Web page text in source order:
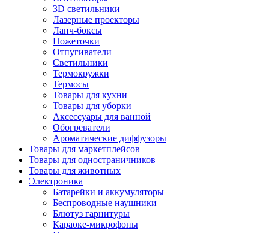
3D светильники
Лазерные проекторы
Ланч-боксы
Ножеточки
Отпугиватели
Светильники
Термокружки
Термосы
Товары для кухни
Товары для уборки
Аксессуары для ванной
Обогреватели
Ароматические диффузоры
Товары для маркетплейсов
Товары для одностраничников
Товары для животных
Электроника
Батарейки и аккумуляторы
Беспроводные наушники
Блютуз гарнитуры
Караоке-микрофоны